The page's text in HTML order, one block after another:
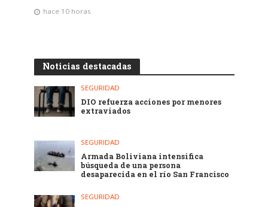
hace 10 horas
Noticias destacadas
SEGURIDAD
DIO refuerza acciones por menores
extraviados
SEGURIDAD
Armada Boliviana intensifica
búsqueda de una persona
desaparecida en el río San Francisco
SEGURIDAD